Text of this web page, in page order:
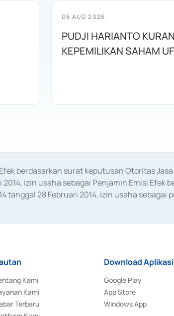
06 AUG 2026
PUDJI HARIANTO
KEPEMILIKAN SAHAM
berdasarkan surat keputusan Otoritas
izin usaha sebagai Penjamin Emisi
tanggal 28 Februari 2014, izin usaha sebagai
Kami
Kami
Terbaru
Download Aplikasi
Google Play
App Store
Windows App